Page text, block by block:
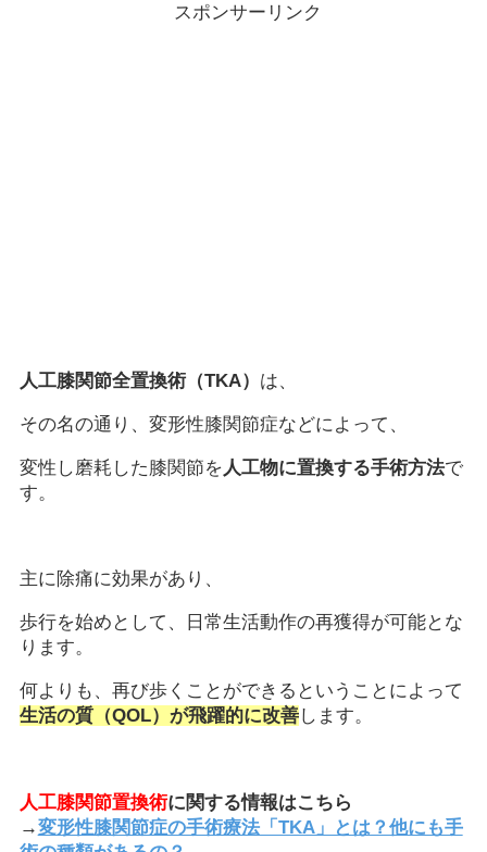
スポンサーリンク
人工膝関節全置換術（TKA） は、
その名の通り、変形性膝関節症などによって、
変性し磨耗した膝関節を人工物に置換する手術方法で
す。
主に除痛に効果があり、
歩行を始めとして、日常生活動作の再獲得が可能とな
ります。
何よりも、再び歩くことができるということによって
生活の質（QOL）が飛躍的に改善します。
人工膝関節置換術に関する情報はこちら
→変形性膝関節症の手術療法「TKA」とは？他にも手